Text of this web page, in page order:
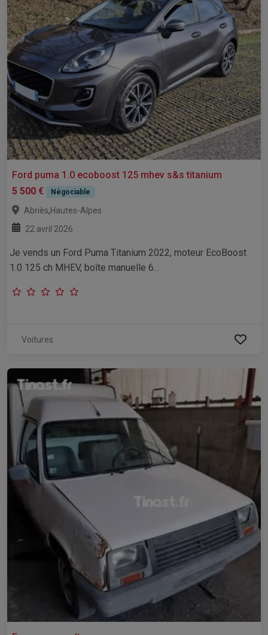
Ford puma 1.0 ecoboost 125 mhev s&s titanium
5 500 €
Négociable
Abriès,Hautes-Alpes
22 avril 2026
Je vends un Ford Puma Titanium 2022, moteur EcoBoost
1.0 125 ch MHEV, boîte manuelle 6...
Voitures